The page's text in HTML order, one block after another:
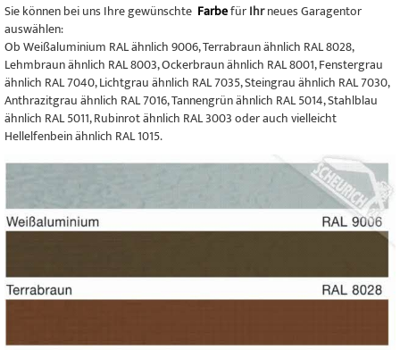
Sie können bei uns Ihre gewünschte FarbefürIhrneues Garagentor
auswählen:
Ob Weißaluminium RAL ähnlich 9006, Terrabraun ähnlich RAL 8028,
Lehmbraun ähnlich RAL 8003, Ockerbraun ähnlich RAL 8001, Fenstergrau
ähnlich RAL 7040, Lichtgrau ähnlich RAL 7035, Steingrau ähnlich RAL 7030,
Anthrazitgrau ähnlich RAL 7016, Tannengrün ähnlich RAL 5014, Stahlblau
ähnlich RAL 5011, Rubinrot ähnlich RAL 3003 oder auch vielleicht
Hellelfenbein ähnlich RAL 1015.